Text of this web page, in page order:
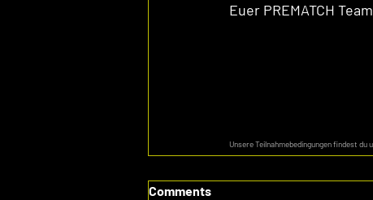
Euer PREMATCH
Unsere Teilnahmebedingungen findest
Comments